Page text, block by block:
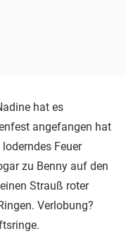
hat es
angefangen hat
Feuer
zu Benny auf den
Strauß roter
Verlobung?